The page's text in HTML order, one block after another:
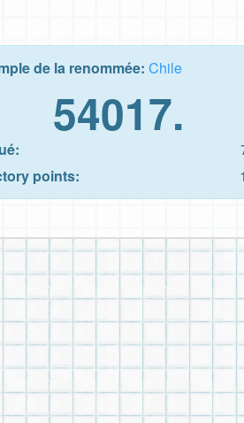
de la renommée: Chile
54017.
points: